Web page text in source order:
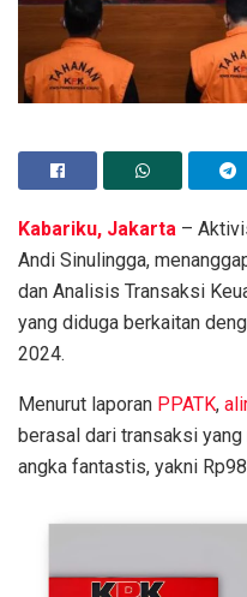
Kabariku, Jakarta –
Andi Sinulingga,
dan Analisis Transaksi
yang diduga berkaitan
2024.
Menurut laporan PPATK,
berasal dari transaksi
angka fantastis, yakni